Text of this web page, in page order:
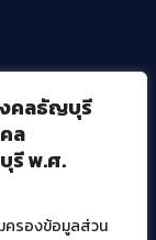
งคลธัญบุรี
ล
รี พ.ศ.
ครองข้อมูลส่วน